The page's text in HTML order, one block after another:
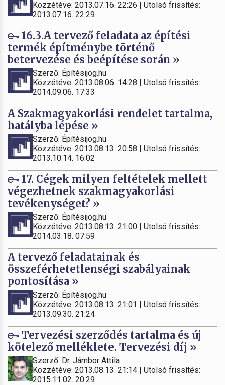
Közzétéve: 2013.07.16. 22:26 | Utolsó frissítés:
2013.07.16. 22:29
16.3.A tervező feladata az építési
termék építménybe történő
betervezése és beépítése során »
Szerző: Építésijog.hu
Közzétéve: 2013.08.06. 14:28 | Utolsó frissítés:
2014.09.06. 17:33
A Szakmagyakorlási rendelet tartalma,
hatályba lépése »
Szerző: Építésijog.hu
Közzétéve: 2013.08.13. 20:58 | Utolsó frissítés:
2013.10.14. 16:02
17. Cégek milyen feltételek mellett
végezhetnek szakmagyakorlási
tevékenységet? »
Szerző: Építésijog.hu
Közzétéve: 2013.08.13. 21:00 | Utolsó frissítés:
2014.03.18. 07:59
A tervező feladatainak és
összeférhetetlenségi szabályainak
pontosítása »
Szerző: Építésijog.hu
Közzétéve: 2013.08.13. 21:01 | Utolsó frissítés:
2013.09.30. 21:24
Tervezési szerződés tartalma és új
kötelező melléklete. Tervezési díj »
Szerző: Dr. Jámbor Attila
Közzétéve: 2013.08.13. 21:14 | Utolsó frissítés:
2015.11.02. 20:29